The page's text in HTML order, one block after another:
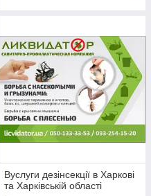
Вуслуги дезінсекції в Харкові
та Харківській області